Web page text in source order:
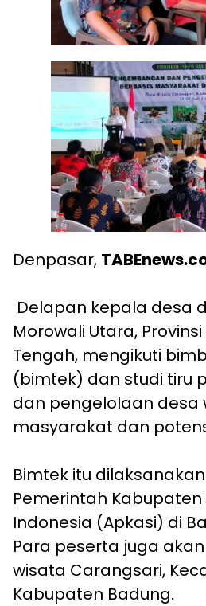
Denpasar,
Delapan kepala desa
Morowali Utara,
Tengah, mengikuti
(bimtek) dan studi tiru
dan pengelolaan desa
masyarakat dan
Bimtek itu
Pemerintah Kabupaten
Indonesia (Apkasi) di
Para peserta juga
wisata Carangsari,
Kabupaten Badung.